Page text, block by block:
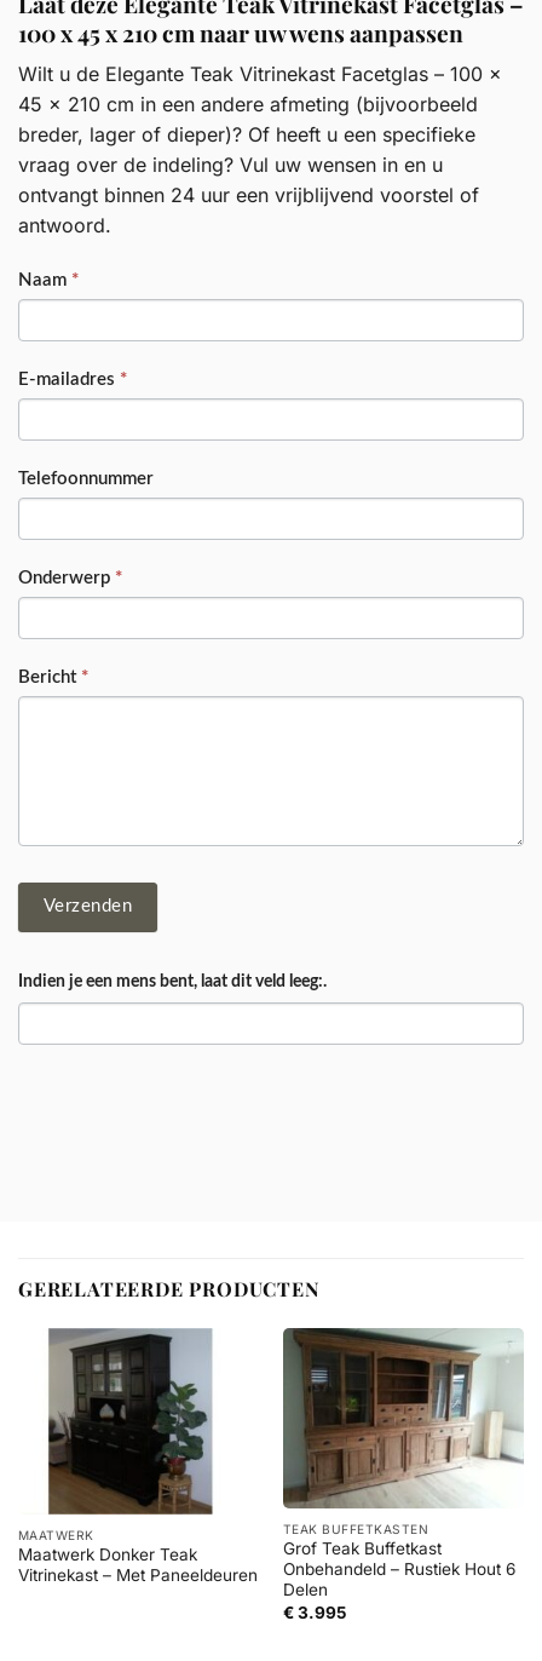
100 x 45 x 210 cm naar uw wens aanpassen
Wilt u de Elegante Teak Vitrinekast Facetglas – 100 x
45 x 210 cm in een andere afmeting (bijvoorbeeld
breder, lager of dieper)? Of heeft u een specifieke
vraag over de indeling? Vul uw wensen in en u
ontvangt binnen 24 uur een vrijblijvend voorstel of
antwoord.
PRODUCT
Naam *
E-mailadres *
Telefoonnummer
Onderwerp *
Bericht *
Verzenden
Indien je een mens bent, laat dit veld leeg:.
GERELATEERDE PRODUCTEN
MAATWERK
Maatwerk Donker Teak
Vitrinekast – Met Paneeldeuren
TEAK BUFFETKASTEN
Grof Teak Buffetkast
Onbehandeld – Rustiek Hout 6
Delen
€3.995